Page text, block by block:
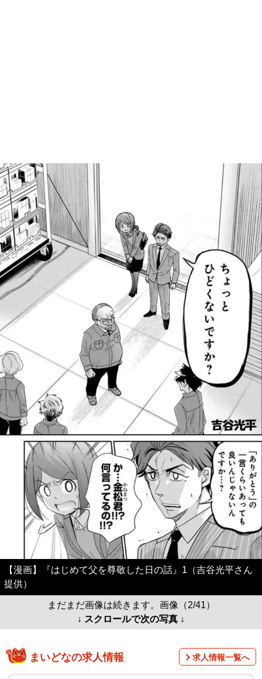
【漫画】『はじめて父を尊敬した日の話』1（吉谷光平さん
提供）
まだまだ画像は続きます。画像（2/41）
↓ スクロールで次の写真 ↓
まいどなの求人情報 求人情報一覧へ